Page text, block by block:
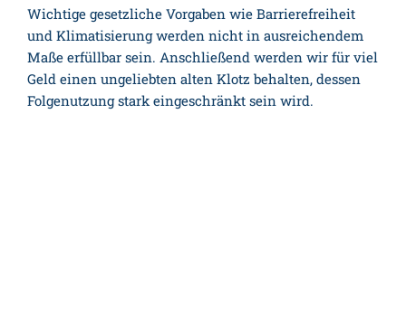
Wichtige gesetzliche Vorgaben wie Barrierefreiheit
und Klimatisierung werden nicht in ausreichendem
Maße erfüllbar sein. Anschließend werden wir für viel
Geld einen ungeliebten alten Klotz behalten, dessen
Folgenutzung stark eingeschränkt sein wird.